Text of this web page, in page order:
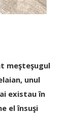
meşteşugul
unul
existau în
el însuşi